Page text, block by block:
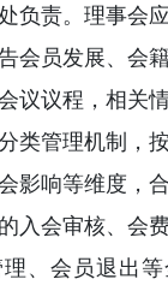
负责。理事会
会员发展、会
议议程，相关
类管理机制，
影响等维度，
入会审核、会
、会员退出